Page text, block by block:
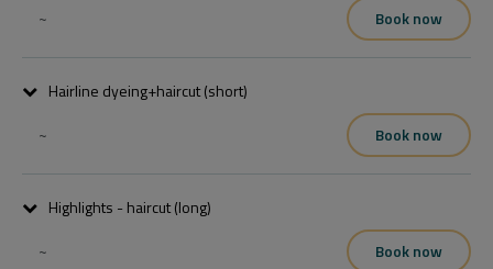
~
Book now
Hairline dyeing+haircut (short)
~
Book now
Highlights - haircut (long)
~
Book now